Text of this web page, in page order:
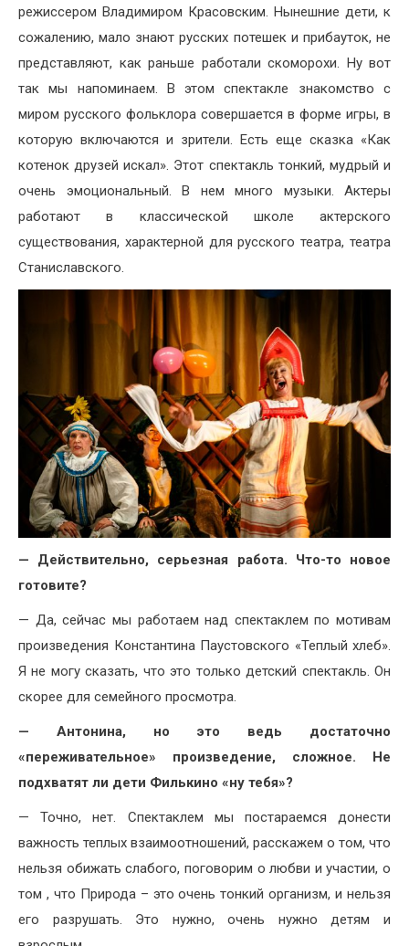
режиссером Владимиром Красовским. Нынешние дети, к
сожалению, мало знают русских потешек и прибауток, не
представляют, как раньше работали скоморохи. Ну вот
так мы напоминаем. В этом спектакле знакомство с
миром русского фольклора совершается в форме игры, в
которую включаются и зрители. Есть еще сказка «Как
котенок друзей искал». Этот спектакль тонкий, мудрый и
очень эмоциональный. В нем много музыки. Актеры
работают в классической школе актерского
существования, характерной для русского театра, театра
Станиславского.
— Действительно, серьезная работа. Что-то новое
готовите?
— Да, сейчас мы работаем над спектаклем по мотивам
произведения Константина Паустовского «Теплый хлеб».
Я не могу сказать, что это только детский спектакль. Он
скорее для семейного просмотра.
— Антонина, но это ведь достаточно
«переживательное» произведение, сложное. Не
подхватят ли дети Филькино «ну тебя»?
— Точно, нет. Спектаклем мы постараемся донести
важность теплых взаимоотношений, расскажем о том, что
нельзя обижать слабого, поговорим о любви и участии, о
том , что Природа – это очень тонкий организм, и нельзя
его разрушать. Это нужно, очень нужно детям и